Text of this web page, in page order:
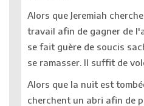
Alors que Jeremiah
travail afin de gagner de
se fait guère de soucis
se ramasser. Il suffit de
Alors que la nuit est
cherchent un abri afin de